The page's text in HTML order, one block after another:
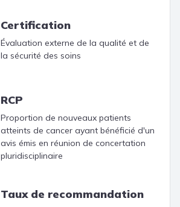
Certification
Évaluation externe de la qualité et de
la sécurité des soins
RCP
Proportion de nouveaux patients
atteints de cancer ayant bénéficié d'un
avis émis en réunion de concertation
pluridisciplinaire
Taux de recommandation